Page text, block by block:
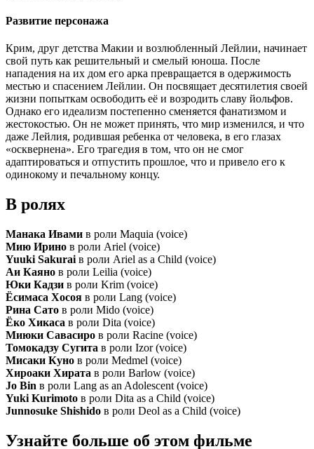
Развитие персонажа
Крим, друг детства Макии и возлюбленный Лейлии, начинает
свой путь как решительный и смелый юноша. После
нападения на их дом его арка превращается в одержимость
местью и спасением Лейлии. Он посвящает десятилетия своей
жизни попыткам освободить её и возродить славу йольфов.
Однако его идеализм постепенно сменяется фанатизмом и
жестокостью. Он не может принять, что мир изменился, и что
даже Лейлия, родившая ребенка от человека, в его глазах
«осквернена». Его трагедия в том, что он не смог
адаптироваться и отпустить прошлое, что и привело его к
одинокому и печальному концу.
В ролях
Манака Ивами в роли Maquia (voice)
Мию Ирино в роли Ariel (voice)
Yuuki Sakurai в роли Ariel as a Child (voice)
Аи Каяно в роли Leilia (voice)
Юки Кадзи в роли Krim (voice)
Ёсимаса Хосоя в роли Lang (voice)
Рина Сато в роли Mido (voice)
Ёко Хикаса в роли Dita (voice)
Миюки Савасиро в роли Racine (voice)
Томокадзу Сугита в роли Izor (voice)
Мисаки Куно в роли Medmel (voice)
Хироаки Хирата в роли Barlow (voice)
Jo Bin в роли Lang as an Adolescent (voice)
Yuki Kurimoto в роли Dita as a Child (voice)
Junnosuke Shishido в роли Deol as a Child (voice)
Узнайте больше об этом фильме